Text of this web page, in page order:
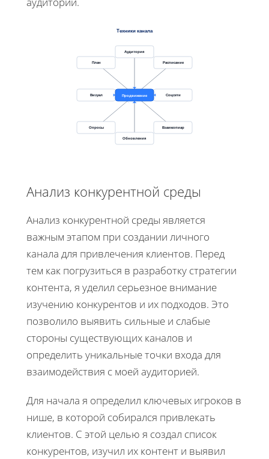
Техники канала
Аудитория
Расписание
Соцсети
Взаимопиар
Обновления
Опросы
Визуал
План
Продвижение
Анализ конкурентной среды
Анализ конкурентной среды является
важным этапом при создании личного
канала для привлечения клиентов. Перед
тем как погрузиться в разработку стратегии
контента, я уделил серьезное внимание
изучению конкурентов и их подходов. Это
позволило выявить сильные и слабые
стороны существующих каналов и
определить уникальные точки входа для
взаимодействия с моей аудиторией.
Для начала я определил ключевых игроков в
нише, в которой собирался привлекать
клиентов. С этой целью я создал список
конкурентов, изучил их контент и выявил